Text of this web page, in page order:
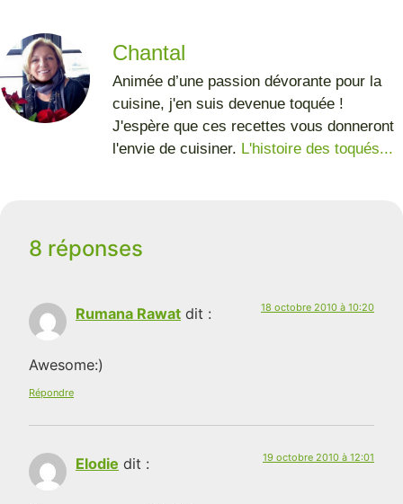
Chantal
Animée d’une passion dévorante pour la
cuisine, j'en suis devenue toquée !
J'espère que ces recettes vous donneront
l'envie de cuisiner. L'histoire des toqués...
8 réponses
Rumana Rawat dit : 18 octobre 2010 à 10:20
Awesome:)
Répondre
Elodie dit : 19 octobre 2010 à 12:01